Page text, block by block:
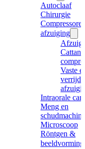
Autoclaaf
Chirurgie
afzuiging
Cattani
Vaste
Intraorale
Meng en
Microscoop
Röntgen &
beeldvorming